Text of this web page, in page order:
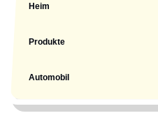
Heim
Produkte
Automobil